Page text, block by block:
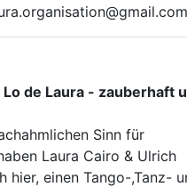
Lo de Laura - zauberhaft
Sinn für
Laura Cairo & Ulrich
hier, einen Tango-,Tanz-